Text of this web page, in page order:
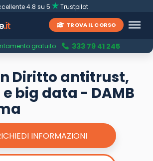
4.8 su 5 Trustpilot
TROVA IL CORSO
gratuito 333 79 41 245
Diritto antitrust,
big data - DAMB
INFORMAZIONI